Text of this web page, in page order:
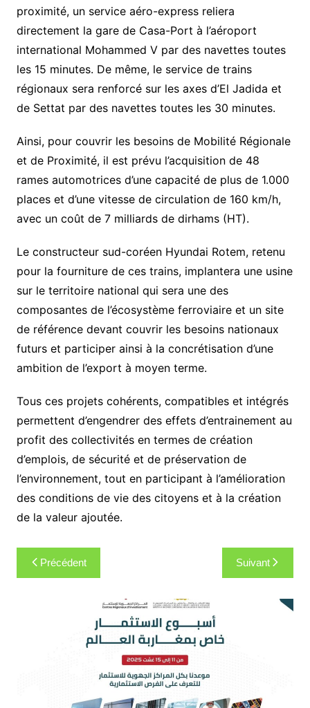
proximité, un service aéro-express reliera
directement la gare de Casa-Port à l’aéroport
international Mohammed V par des navettes toutes
les 15 minutes. De même, le service de trains
régionaux sera renforcé sur les axes d’El Jadida et
de Settat par des navettes toutes les 30 minutes.
Ainsi, pour couvrir les besoins de Mobilité Régionale
et de Proximité, il est prévu l’acquisition de 48
rames automotrices d’une capacité de plus de 1.000
places et d’une vitesse de circulation de 160 km/h,
avec un coût de 7 milliards de dirhams (HT).
Le constructeur sud-coréen Hyundai Rotem, retenu
pour la fourniture de ces trains, implantera une usine
sur le territoire national qui sera une des
composantes de l’écosystème ferroviaire et un site
de référence devant couvrir les besoins nationaux
futurs et participer ainsi à la concrétisation d’une
ambition de l’export à moyen terme.
Tous ces projets cohérents, compatibles et intégrés
permettent d’engendrer des effets d’entrainement au
profit des collectivités en termes de création
d’emplois, de sécurité et de préservation de
l’environnement, tout en participant à l’amélioration
des conditions de vie des citoyens et à la création
de la valeur ajoutée.
Navigation
de
Précédent Suivant